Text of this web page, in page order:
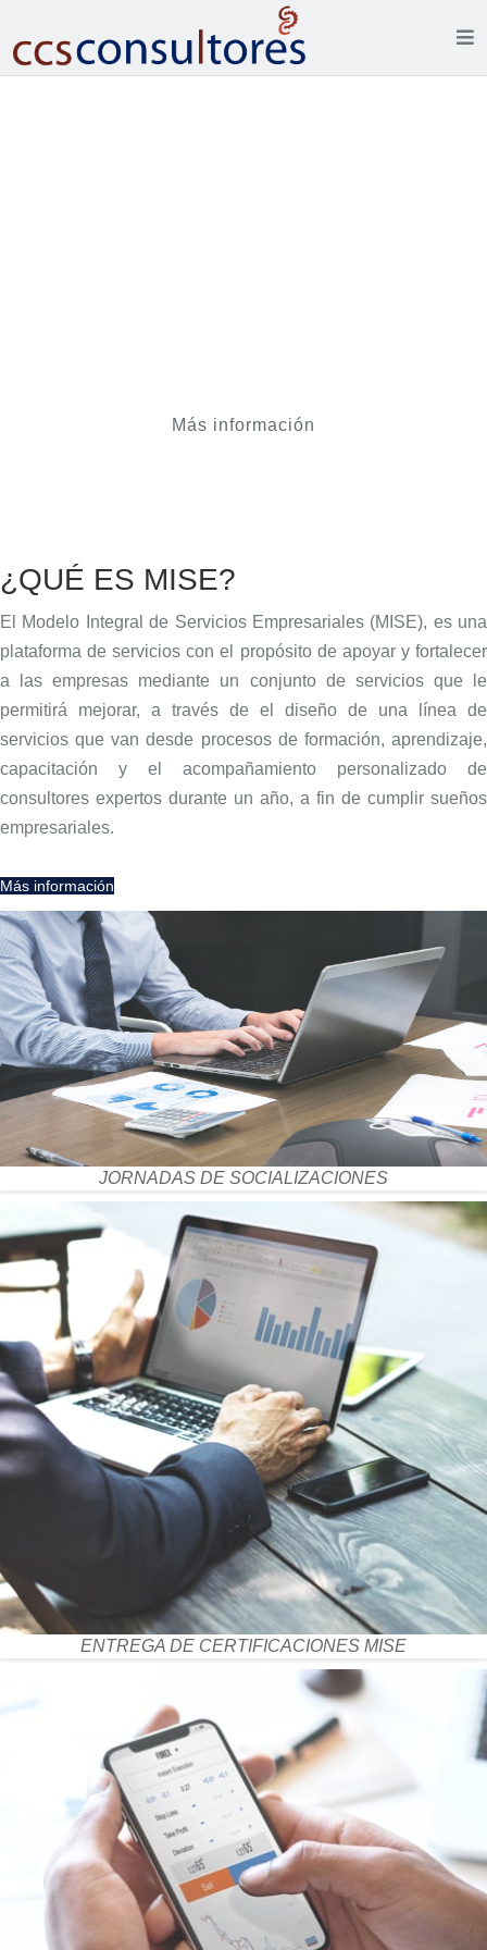
Más información
¿QUÉ ES MISE?
El Modelo Integral de Servicios Empresariales (MISE), es una
plataforma de servicios con el propósito de apoyar y fortalecer
a las empresas mediante un conjunto de servicios que le
permitirá mejorar, a través de el diseño de una línea de
servicios que van desde procesos de formación, aprendizaje,
capacitación y el acompañamiento personalizado de
consultores expertos durante un año, a fin de cumplir sueños
empresariales.
Más información
JORNADAS DE SOCIALIZACIONES
ENTREGA DE CERTIFICACIONES MISE